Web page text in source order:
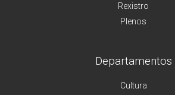
Rexistro
Plenos
Departamentos
Cultura